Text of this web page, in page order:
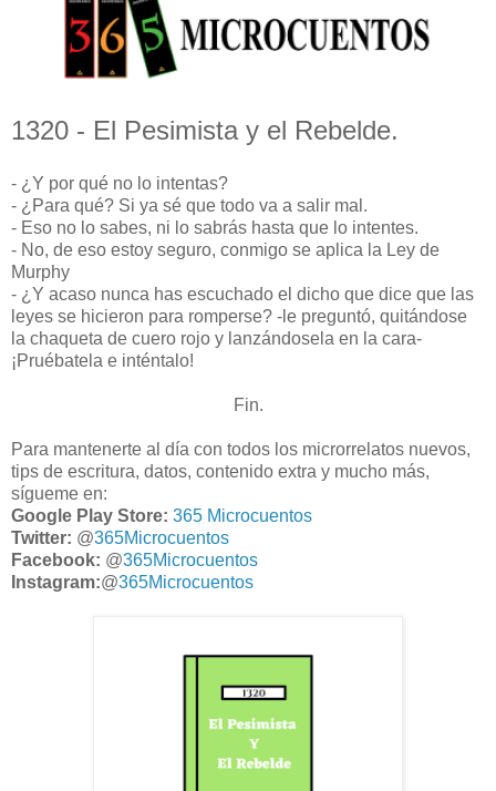
1320 - El Pesimista y el Rebelde.
- ¿Y por qué no lo intentas?
- ¿Para qué? Si ya sé que todo va a salir mal.
- Eso no lo sabes, ni lo sabrás hasta que lo intentes.
- No, de eso estoy seguro, conmigo se aplica la Ley de
Murphy
- ¿Y acaso nunca has escuchado el dicho que dice que las
leyes se hicieron para romperse? -le preguntó, quitándose
la chaqueta de cuero rojo y lanzándosela en la cara-
¡Pruébatela e inténtalo!
Fin.
Para mantenerte al día con todos los microrrelatos nuevos,
tips de escritura, datos, contenido extra y mucho más,
sígueme en:
Google Play Store: 365 Microcuentos
Twitter: @365Microcuentos
Facebook: @365Microcuentos
Instagram:@365Microcuentos